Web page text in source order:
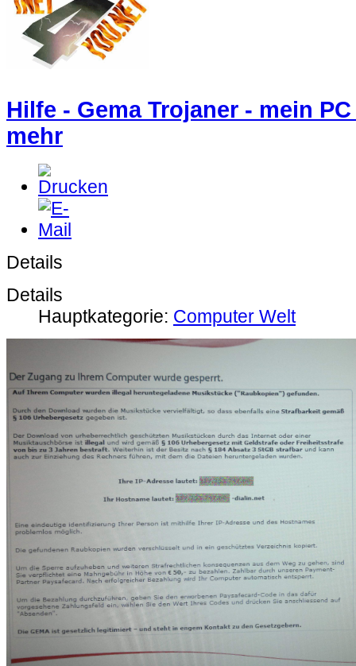
Hilfe - Gema Trojaner - mein
mehr
Details
Details
Hauptkategorie: Computer Welt